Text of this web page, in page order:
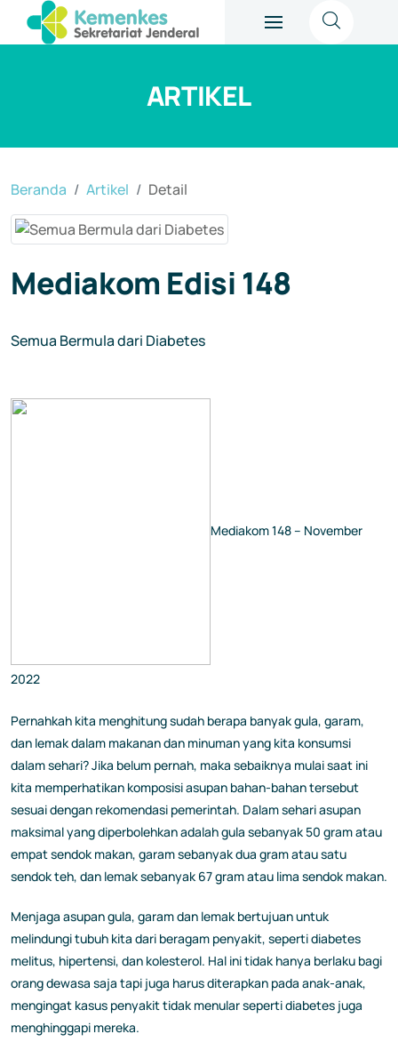
ARTIKEL
Beranda Artikel Detail
Mediakom Edisi 148
Semua Bermula dari Diabetes
Mediakom 148 – November
2022
Pernahkah kita menghitung sudah berapa banyak gula, garam,
dan lemak dalam makanan dan minuman yang kita konsumsi
dalam sehari? Jika belum pernah, maka sebaiknya mulai saat ini
kita memperhatikan komposisi asupan bahan-bahan tersebut
sesuai dengan rekomendasi pemerintah. Dalam sehari asupan
maksimal yang diperbolehkan adalah gula sebanyak 50 gram atau
empat sendok makan, garam sebanyak dua gram atau satu
sendok teh, dan lemak sebanyak 67 gram atau lima sendok makan.
Menjaga asupan gula, garam dan lemak bertujuan untuk
melindungi tubuh kita dari beragam penyakit, seperti diabetes
melitus, hipertensi, dan kolesterol. Hal ini tidak hanya berlaku bagi
orang dewasa saja tapi juga harus diterapkan pada anak-anak,
mengingat kasus penyakit tidak menular seperti diabetes juga
menghinggapi mereka.